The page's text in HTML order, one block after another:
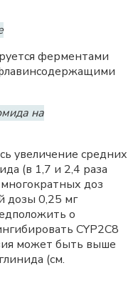
ферментами
на
увеличение средних
(в 1,7 и 2,4 раза
доз
дозы 0,25 мг
о
CYP2C8
может быть выше
(см.